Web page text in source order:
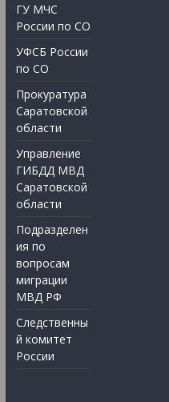
ГУ МЧС
России по СО
УФСБ России
по СО
Прокуратура
Саратовской
области
Управление
ГИБДД МВД
Саратовской
области
Подразделен
ия по
вопросам
миграции
МВД РФ
Следственны
й комитет
России